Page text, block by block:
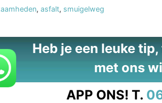
, asfalt, smuigelweg
Heb je een leuke
met ons
APP ONS! T.